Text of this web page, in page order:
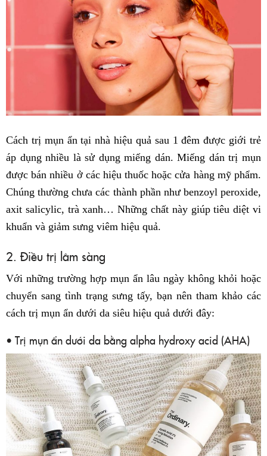
Cách trị mụn ẩn tại nhà hiệu quả sau 1 đêm được giới trẻ
áp dụng nhiều là sử dụng miếng dán. Miếng dán trị mụn
được bán nhiều ở các hiệu thuốc hoặc cửa hàng mỹ phẩm.
Chúng thường chưa các thành phần như benzoyl peroxide,
axit salicylic, trà xanh… Những chất này giúp tiêu diệt vi
khuẩn và giảm sưng viêm hiệu quả.
2. Điều trị lâm sàng
Với những trường hợp mụn ẩn lâu ngày không khỏi hoặc
chuyển sang tình trạng sưng tấy, bạn nên tham khảo các
cách trị mụn ẩn dưới da siêu hiệu quả dưới đây:
• Trị mụn ẩn dưới da bằng alpha hydroxy acid (AHA)